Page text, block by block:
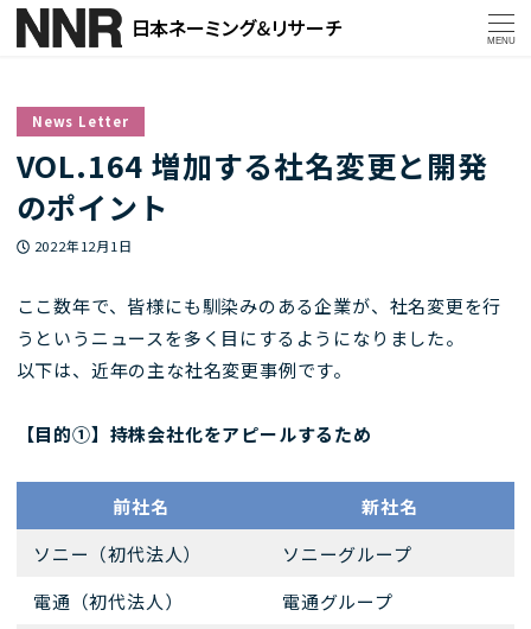
MENU
News Letter
VOL.164 増加する社名変更と開発
のポイント
投稿日
2022年12月1日
ここ数年で、皆様にも馴染みのある企業が、社名変更を行
うというニュースを多く目にするようになりました。
以下は、近年の主な社名変更事例です。
【目的①】持株会社化をアピールするため
前社名
新社名
ソニー（初代法人）
ソニーグループ
電通（初代法人）
電通グループ